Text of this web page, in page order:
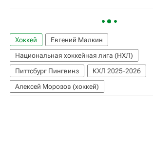
Хоккей
Евгений Малкин
Национальная хоккейная лига (НХЛ)
Питтсбург Пингвинз
КХЛ 2025-2026
Алексей Морозов (хоккей)